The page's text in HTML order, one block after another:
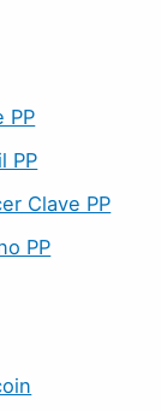
PP
PP
Clave PP
PP